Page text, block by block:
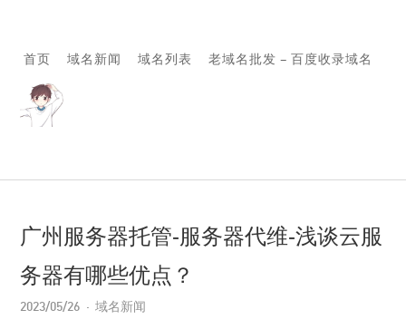
首页 域名新闻 域名列表 老域名批发 – 百度收录域名
广州服务器托管-服务器代维-浅谈云服
务器有哪些优点？
2023/05/26 域名新闻